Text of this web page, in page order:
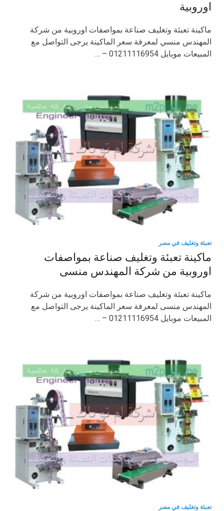
اوروبية
ماكينة تعبئة وتغليف صناعة بمواصفات اوروبية من شركة
المهندس منسي لمعرفة سعر الماكينة يرجى التواصل مع
المبيعات موبايل 01211116954 – …
تعبئة وتغليف في مصر
ماكينة تعبئة وتغليف صناعة بمواصفات
اوروبية من شركة المهندس منسى
ماكينة تعبئة وتغليف صناعة بمواصفات اوروبية من شركة
المهندس منسى لمعرفة سعر الماكينة يرجى التواصل مع
المبيعات موبايل 01211116954 – …
تعبئة وتغليف في مصر